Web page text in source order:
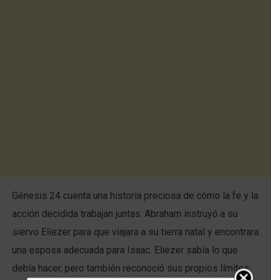
Génesis 24 cuenta una historia preciosa de cómo la fe y la
acción decidida trabajan juntas. Abraham instruyó a su
siervo Eliezer para que viajara a su tierra natal y encontrara
una esposa adecuada para Isaac. Eliezer sabía lo que
debía hacer, pero también reconoció sus propios límites.